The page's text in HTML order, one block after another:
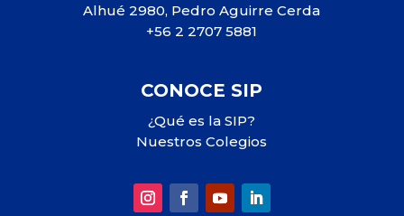
Alhué 2980, Pedro Aguirre Cerda
+56 2 2707 5881
CONOCE SIP
¿Qué es la SIP?
Nuestros Colegios